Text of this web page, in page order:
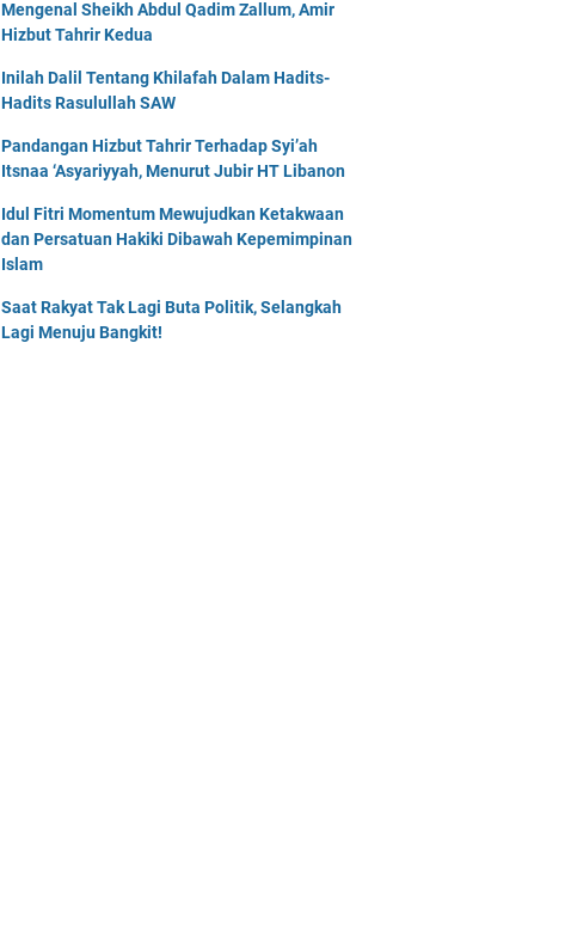
Mengenal Sheikh Abdul Qadim Zallum, Amir
Hizbut Tahrir Kedua
Inilah Dalil Tentang Khilafah Dalam Hadits-
Hadits Rasulullah SAW
Pandangan Hizbut Tahrir Terhadap Syi’ah
Itsnaa ‘Asyariyyah, Menurut Jubir HT Libanon
Idul Fitri Momentum Mewujudkan Ketakwaan
dan Persatuan Hakiki Dibawah Kepemimpinan
Islam
Saat Rakyat Tak Lagi Buta Politik, Selangkah
Lagi Menuju Bangkit!